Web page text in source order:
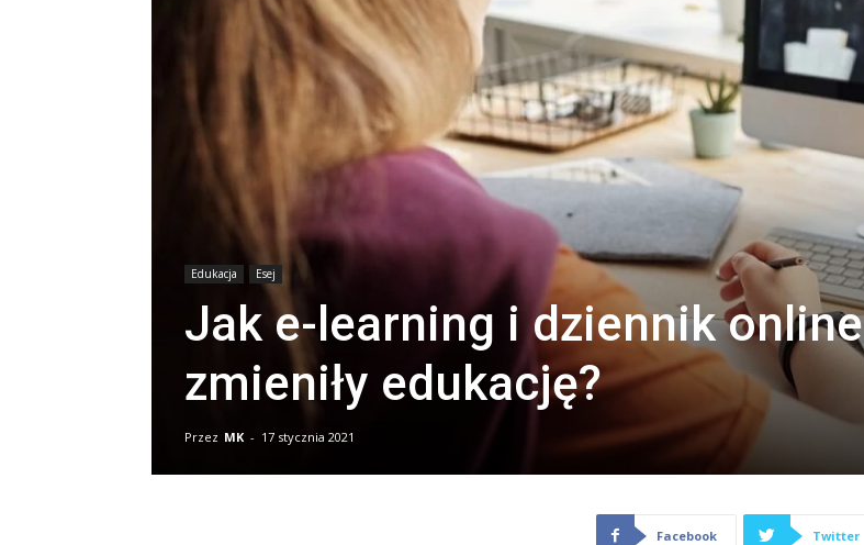
Edukacja Esej
Jak e-learning i dziennik online
zmieniły edukację?
Przez MK - 17 stycznia 2021
Facebook Twitter